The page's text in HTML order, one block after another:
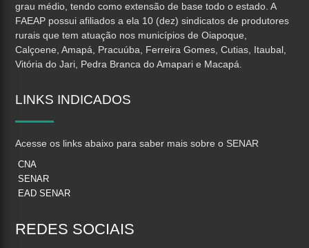
grau médio, tendo como extensão de base todo o estado. A
FAEAP possui afiliados a ela 10 (dez) sindicatos de produtores
rurais que tem atuação nos municípios de Oiapoque,
Calçoene, Amapá, Pracuúba, Ferreira Gomes, Cutias, Itaubal,
Vitória do Jari, Pedra Branca do Amapari e Macapá.
LINKS INDICADOS
Acesse os links abaixo para saber mais sobre o SENAR
CNA
SENAR
EAD SENAR
REDES SOCIAIS